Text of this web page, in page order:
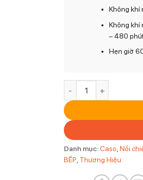
Không khí
Không khí
– 480
Hẹn giờ
Nồi chiên không
Danh mục:Caso ,Nồi
BẾP Thương Hiệu